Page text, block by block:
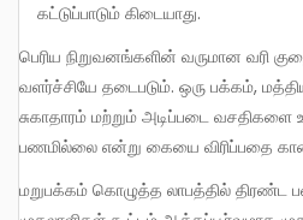
கட்டுப்பாடும் கிடையாது.
பெரிய நிறுவனங்களின் வருமான வரி குறைப்பால் பொருளாதார
வளர்ச்சியே தடைபடும். ஒரு பக்கம்,
சுகாதாரம் மற்றும் அடிப்படை வசதிகளை
பணமில்லை என்று கையை விரிப்பதை
மறுபக்கம் கொழுத்த லாபத்தில் திரண்ட பணத்தை இந்த பெரு